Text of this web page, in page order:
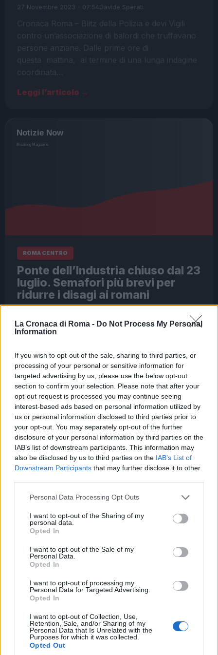
La Cronaca di Roma - Do Not Process My Personal
Information
If you wish to opt-out of the sale, sharing to third parties, or
processing of your personal or sensitive information for
targeted advertising by us, please use the below opt-out
section to confirm your selection. Please note that after your
opt-out request is processed you may continue seeing
interest-based ads based on personal information utilized by
us or personal information disclosed to third parties prior to
your opt-out. You may separately opt-out of the further
disclosure of your personal information by third parties on the
IAB’s list of downstream participants. This information may
also be disclosed by us to third parties on the IAB’s List of
Downstream Participants that may further disclose it to other
Please note that this website/app uses one or more Google
not limited to your visit or usage behaviour. You may click to
grant or deny consent to Google and its third-party tags to
use your data for below specified purposes in below Google
consent section.
Personal Data Processing Opt Outs
I want to opt-out of the Sharing of my
personal data.
Opted In
I want to opt-out of the Sale of my
Personal Data.
Opted In
I want to opt-out of processing my
Personal Data for Targeted Advertising.
Opted In
I want to opt-out of Collection, Use,
Retention, Sale, and/or Sharing of my
Personal Data that Is Unrelated with the
Purposes for which it was collected.
Opted Out
27 Novembre 2023 - 07:54Davide Sperati
Cronaca Roma – Blitz della Polizia e devi Vigili
contro un’associazione di balordi che truffavano
persone anziane. Dalle prime ore di
questa mattina, al termine di una lunga indagine
coordinata…
Leggi l’articolo →
ROMA CENTRO
Ponte dell’Industria chiuso dal 23
luglio. Semafori più brevi per
ridurre i disagi ai romani
Nuove opere per il Giubileo di Roma 2025. Si
24 luglio i lavori per le prime due grandi opere
del Giubileo 2025.…
Leggi l’articolo →
CRONACA
Incendio al VII Municipio. Tanta
paura e traffico sulla Tuscolana
in tilt